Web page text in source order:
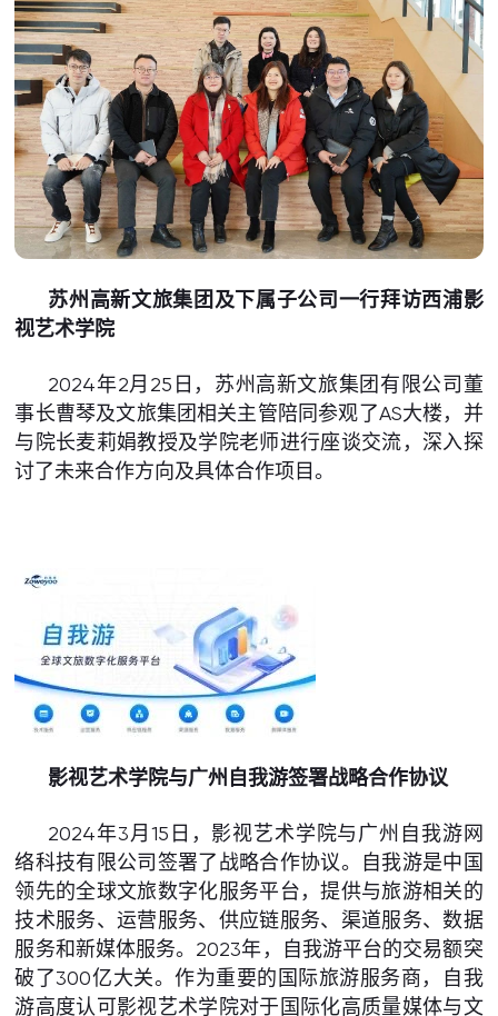
苏州高新文旅集团及下属子公司一行拜访西浦影
视艺术学院
2024年2月25日，苏州高新文旅集团有限公司董
事长曹琴及文旅集团相关主管陪同参观了AS大楼，并
与院长麦莉娟教授及学院老师进行座谈交流，深入探
讨了未来合作方向及具体合作项目。
影视艺术学院与广州自我游签署战略合作协议
2024年3月15日，影视艺术学院与广州自我游网
络科技有限公司签署了战略合作协议。自我游是中国
领先的全球文旅数字化服务平台，提供与旅游相关的
技术服务、运营服务、供应链服务、渠道服务、数据
服务和新媒体服务。2023年，自我游平台的交易额突
破了300亿大关。作为重要的国际旅游服务商，自我
游高度认可影视艺术学院对于国际化高质量媒体与文